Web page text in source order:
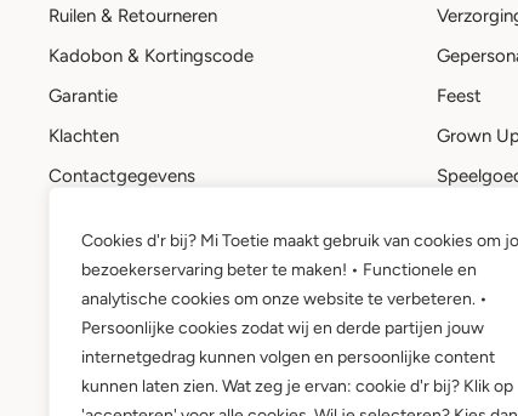
Cookies d'r bij? Mi Toetie maakt gebruik van cookies om
bezoekerservaring beter te maken! • Functionele en
analytische cookies om onze website te verbeteren. •
Persoonlijke cookies zodat wij en derde partijen jouw
internetgedrag kunnen volgen en persoonlijke content
kunnen laten zien. Wat zeg je ervan: cookie d'r bij? Klik op
Ruilen & Retourneren
Kadobon & Kortingscode
Garantie
Klachten
Contactgegevens
Mi Toetie account
Wie is Mi Toetie?
Feest
Grown